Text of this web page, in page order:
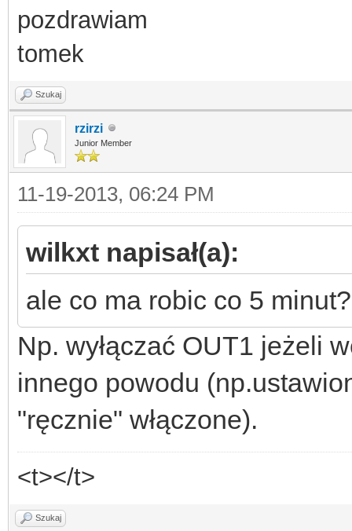
pozdrawiam
tomek
Szukaj
rzirzi
Junior Member
11-19-2013, 06:24 PM
wilkxt napisał(a):
ale co ma robic co 5 minut?
Np. wyłączać OUT1 jeżeli
innego powodu
"ręcznie" włączone).
<t></t>
Szukaj